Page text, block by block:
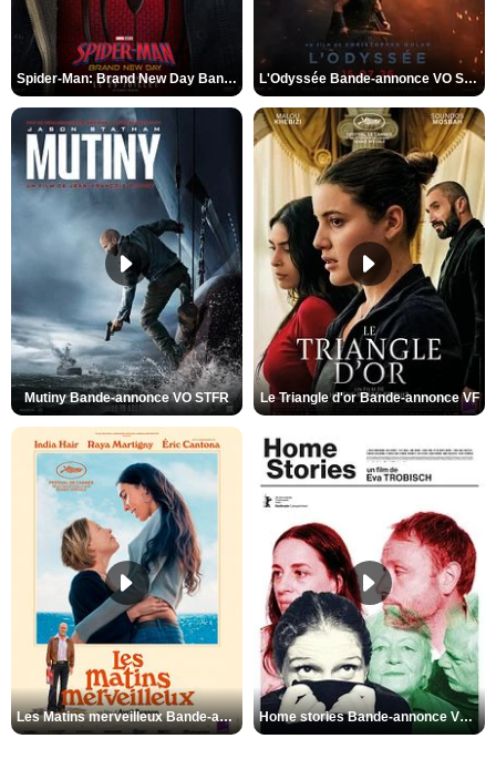
Spider-Man: Brand New Day Bande-annonce VO STFR L'Odyssée Bande-annonce VO STFR
Mutiny Bande-annonce VO STFR Le Triangle d'or Bande-annonce VF
Les Matins merveilleux Bande-annonce VF Home stories Bande-annonce VO STFR